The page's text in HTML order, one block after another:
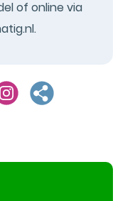
of online via